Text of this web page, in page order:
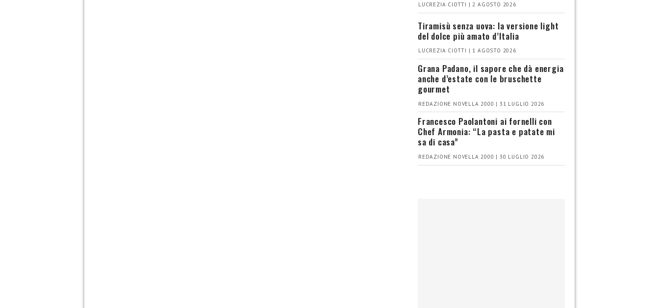
LUCREZIA CIOTTI | 2 AGOSTO 2026
Tiramisù senza uova: la versione light
del dolce più amato d’Italia
LUCREZIA CIOTTI | 1 AGOSTO 2026
Grana Padano, il sapore che dà energia
anche d’estate con le bruschette
gourmet
REDAZIONE NOVELLA 2000 | 31 LUGLIO 2026
Francesco Paolantoni ai fornelli con
Chef Armonia: “La pasta e patate mi
sa di casa”
REDAZIONE NOVELLA 2000 | 30 LUGLIO 2026